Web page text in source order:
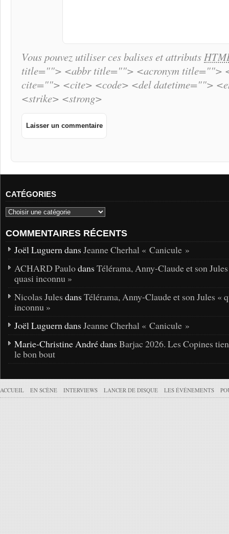
Vous pouvez utiliser ces balises et attributs
title=""> <abbr title=""> <acronym title="">
cite=""> <cite> <code> <del datetime="">
<strike> <strong>
CATÉGORIES
COMMENTAIRES RÉCENTS
Joël Luguern dans Jeanne Cherhal « Canicule »
ACHARD Paulodans Télérama, Anny-Claude et son
quasi inconnu »
Nicolas Jules dans Télérama, Anny-Claude et son Jules «
inconnu »
Joël Luguern dans Jeanne Cherhal « Canicule »
Marie-Christine André dans Barjac 2026. Les Copines
le bon bout
ACCUEIL EN SCÈNE INTERVIEWS LANCER DE DISQUE LES ÉVÉNEMENTS